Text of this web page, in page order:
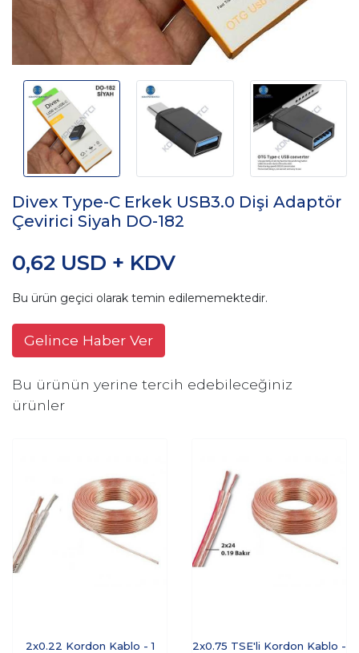
Divex Type-C Erkek USB3.0 Dişi Adaptör
Çevirici Siyah DO-182
0,62 USD + KDV
Bu ürün geçici olarak temin edilememektedir.
Gelince Haber Ver
Bu ürünün yerine tercih edebileceğiniz
ürünler
2x0.22 Kordon Kablo - 1
2x0.75 TSE'li Kordon Kablo -